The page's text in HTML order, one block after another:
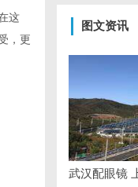
这
，更
图文资讯
武汉配眼镜